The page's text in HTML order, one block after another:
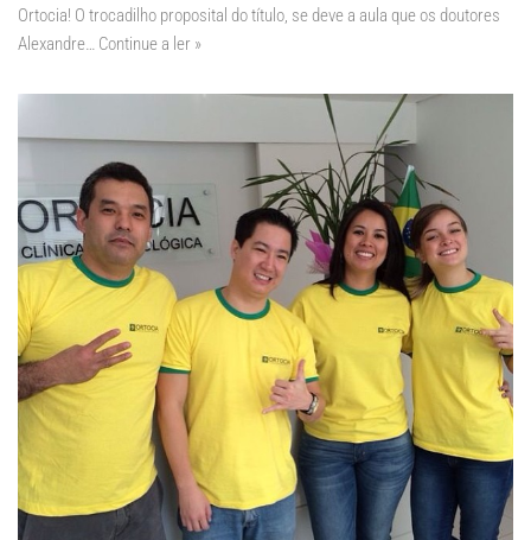
Ortocia! O trocadilho proposital do título, se deve a aula que os doutores
Alexandre… Continue a ler »